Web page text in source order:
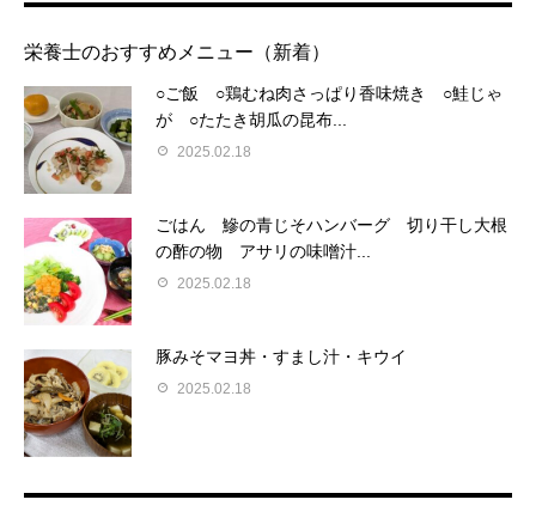
栄養士のおすすめメニュー（新着）
○ご飯 ○鶏むね肉さっぱり香味焼き ○鮭じゃ
が ○たたき胡瓜の昆布...
2025.02.18
ごはん 鰺の青じそハンバーグ 切り干し大根
の酢の物 アサリの味噌汁...
2025.02.18
豚みそマヨ丼・すまし汁・キウイ
2025.02.18